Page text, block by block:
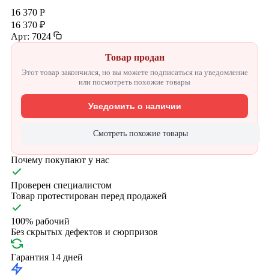
16 370 Р
16 370 ₽
Арт: 7024
Товар продан
Этот товар закончился, но вы можете подписаться на уведомление
или посмотреть похожие товары
Уведомить о наличии
Смотреть похожие товары
Почему покупают у нас
Проверен специалистом
Товар протестирован перед продажей
100% рабочий
Без скрытых дефектов и сюрпризов
Гарантия 14 дней